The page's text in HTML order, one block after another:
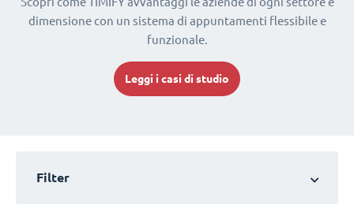
dimensione con un sistema di appuntamenti flessibile e
funzionale.
Leggi i casi di studio
Filter